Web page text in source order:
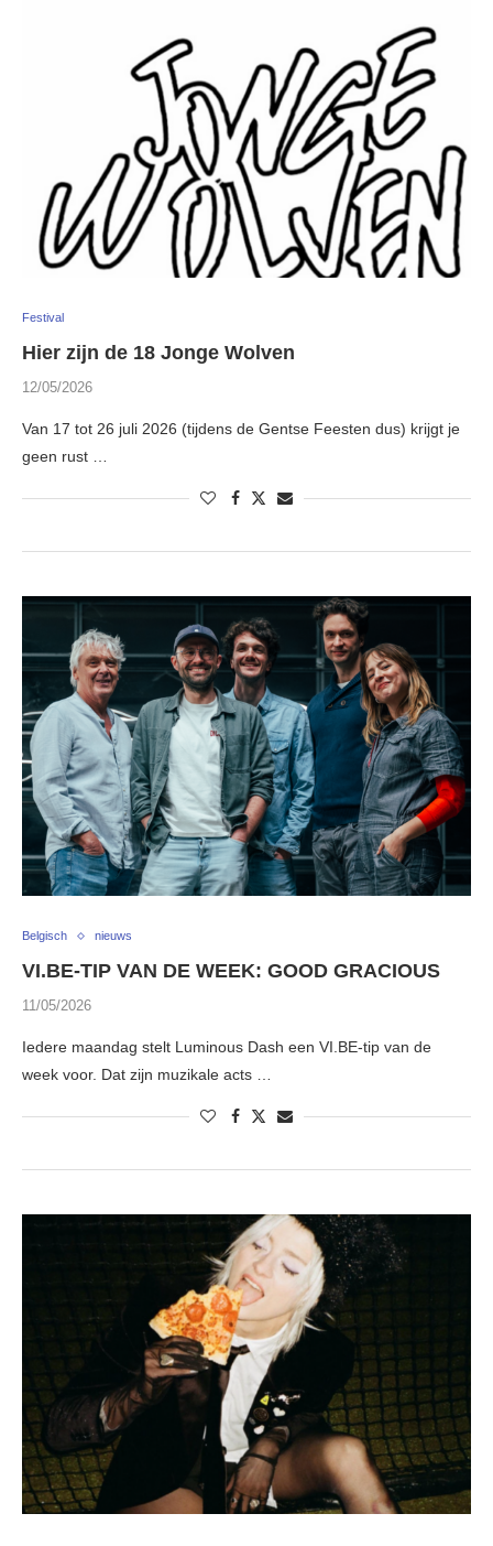
Festival
Hier zijn de 18 Jonge Wolven
12/05/2026
Van 17 tot 26 juli 2026 (tijdens de Gentse Feesten dus) krijgt je
geen rust …
Belgisch nieuws
VI.BE-TIP VAN DE WEEK: GOOD GRACIOUS
11/05/2026
Iedere maandag stelt Luminous Dash een VI.BE-tip van de
week voor. Dat zijn muzikale acts …